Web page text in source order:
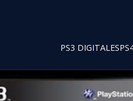
PS3 DIGITALES